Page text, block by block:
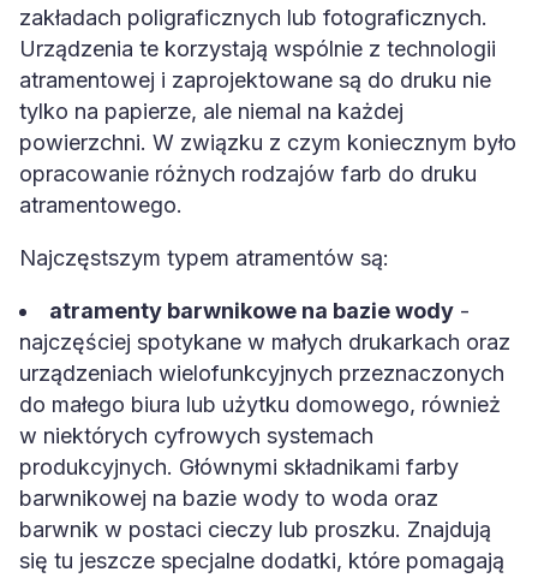
zakładach poligraficznych lub fotograficznych.
Urządzenia te korzystają wspólnie z technologii
atramentowej i zaprojektowane są do druku nie
tylko na papierze, ale niemal na każdej
powierzchni. W związku z czym koniecznym było
opracowanie różnych rodzajów farb do druku
atramentowego.
Najczęstszym typem atramentów są:
atramenty barwnikowe na bazie wody -
najczęściej spotykane w małych drukarkach oraz
urządzeniach wielofunkcyjnych przeznaczonych
do małego biura lub użytku domowego, również
w niektórych cyfrowych systemach
produkcyjnych. Głównymi składnikami farby
barwnikowej na bazie wody to woda oraz
barwnik w postaci cieczy lub proszku. Znajdują
się tu jeszcze specjalne dodatki, które pomagają